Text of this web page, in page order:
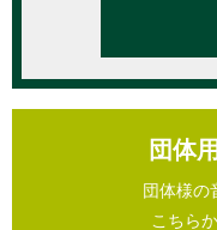
団体
団体様の
こちら